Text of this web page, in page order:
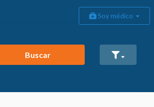
Soy médico
Buscar